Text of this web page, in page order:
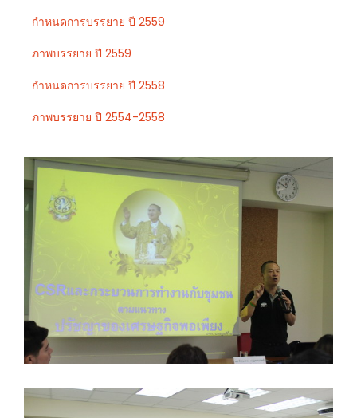
กำหนดการบรรยาย ปี 2559
ภาพบรรยาย ปี 2559
กำหนดการบรรยาย ปี 2558
ภาพบรรยาย ปี 2554-2558